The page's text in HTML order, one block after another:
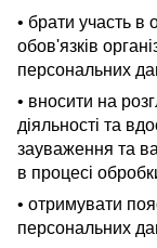
• брати участь в
обов'язків
персональних
• вносити на
діяльності та
зауваження та
в процесі
• отримувати
персональних